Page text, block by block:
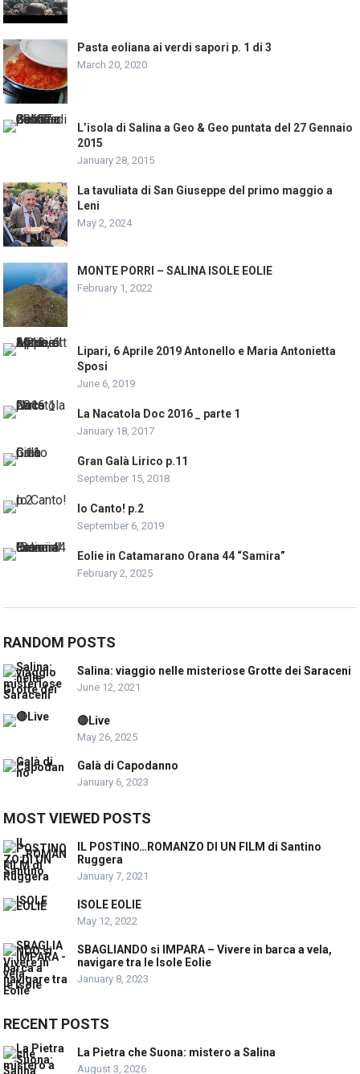
Pasta eoliana ai verdi sapori p. 1 di 3
March 20, 2020
L’isola di Salina a Geo & Geo puntata del 27 Gennaio
2015
January 28, 2015
La tavuliata di San Giuseppe del primo maggio a
Leni
May 2, 2024
MONTE PORRI – SALINA ISOLE EOLIE
February 1, 2022
Lipari, 6 Aprile 2019 Antonello e Maria Antonietta
Sposi
June 6, 2019
La Nacatola Doc 2016 _ parte 1
January 18, 2017
Gran Galà Lirico p.11
September 15, 2018
Io Canto! p.2
September 6, 2019
Eolie in Catamarano Orana 44 “Samira”
February 2, 2025
RANDOM POSTS
Salina: viaggio nelle misteriose Grotte dei Saraceni
June 12, 2021
🔴Live
May 26, 2025
Galà di Capodanno
January 6, 2023
MOST VIEWED POSTS
IL POSTINO…ROMANZO DI UN FILM di Santino
Ruggera
January 7, 2021
ISOLE EOLIE
May 12, 2022
SBAGLIANDO si IMPARA – Vivere in barca a vela,
navigare tra le Isole Eolie
January 8, 2023
RECENT POSTS
La Pietra che Suona: mistero a Salina
August 3, 2026